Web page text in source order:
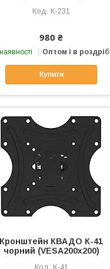
К-231
980 ₴
Оптом і в роздріб
Купити
Кронштейн КВАДО К-41
чорний (VESA200х200)
К-41